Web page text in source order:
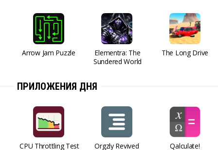
Arrow Jam Puzzle
Elementra: The
Sundered World
The Long Drive
ПРИЛОЖЕНИЯ ДНЯ
CPU Throttling Test
Orgzly Revived Qalculate!